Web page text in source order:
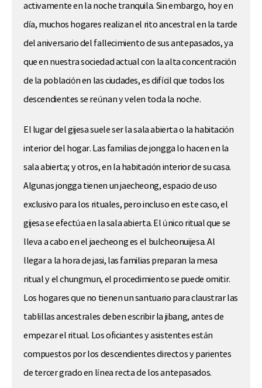
activamente en la noche tranquila. Sin embargo, hoy en
día, muchos hogares realizan el rito ancestral en la tarde
del aniversario del fallecimiento de sus antepasados, ya
que en nuestra sociedad actual con la alta concentración
de la población en las ciudades, es difícil que todos los
descendientes se reúnan y velen toda la noche.
El lugar del gijesa suele ser la sala abierta o la habitación
interior del hogar. Las familias de jongga lo hacen en la
sala abierta; y otros, en la habitación interior de su casa.
Algunas jongga tienen un jaecheong, espacio de uso
exclusivo para los rituales, pero incluso en este caso, el
gijesa se efectúa en la sala abierta. El único ritual que se
lleva a cabo en el jaecheong es el bulcheonuijesa. Al
llegar a la hora de jasi, las familias preparan la mesa
ritual y el chungmun, el procedimiento se puede omitir.
Los hogares que no tienen un santuario para claustrar las
tablillas ancestrales deben escribir la jibang, antes de
empezar el ritual. Los oficiantes y asistentes están
compuestos por los descendientes directos y parientes
de tercer grado en línea recta de los antepasados.